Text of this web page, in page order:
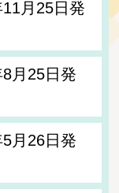
月25日発
月25日発
月26日発